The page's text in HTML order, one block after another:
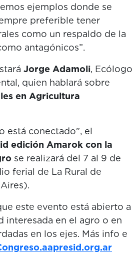
ejemplos donde se
preferible tener
como un respaldo de la
antagónicos”.
Jorge Adamoli, Ecólogo
quien hablará sobre
en Agricultura
está conectado”, el
edición Amarok con la
se realizará del 7 al 9 de
ferial de La Rural de
este evento está abierto a
interesada en el agro o en
en los ejes. Más info e